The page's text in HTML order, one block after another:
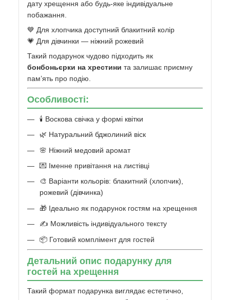
дату хрещення або будь-яке індивідуальне
побажання.
💙 Для хлопчика доступний блакитний колір
💗 Для дівчинки — ніжний рожевий
Такий подарунок чудово підходить як
бонбоньєрки на хрестини та залишає приємну
пам’ять про подію.
Особливості:
🕯️ Воскова свічка у формі квітки
🌿 Натуральний бджолиний віск
🌸 Ніжний медовий аромат
💌 Іменне привітання на листівці
🎨 Варіанти кольорів: блакитний (хлопчик),
рожевий (дівчинка)
🎁 Ідеально як подарунок гостям на хрещення
✍️ Можливість індивідуального тексту
📦 Готовий комплімент для гостей
Детальний опис подарунку для
гостей на хрещення
Такий формат подарунка виглядає естетично,